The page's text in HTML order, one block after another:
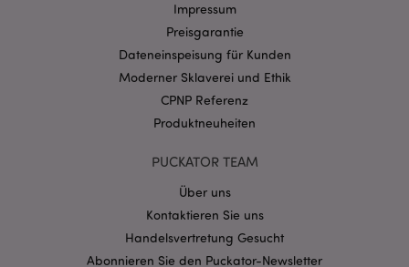
Impressum
Preisgarantie
Dateneinspeisung für Kunden
Moderner Sklaverei und Ethik
CPNP Referenz
Produktneuheiten
PUCKATOR TEAM
Über uns
Kontaktieren Sie uns
Handelsvertretung Gesucht
Abonnieren Sie den Puckator-Newsletter
mage-cache-storage-section-
.www.puckator.de
Datenschutzbestimmungen von Google